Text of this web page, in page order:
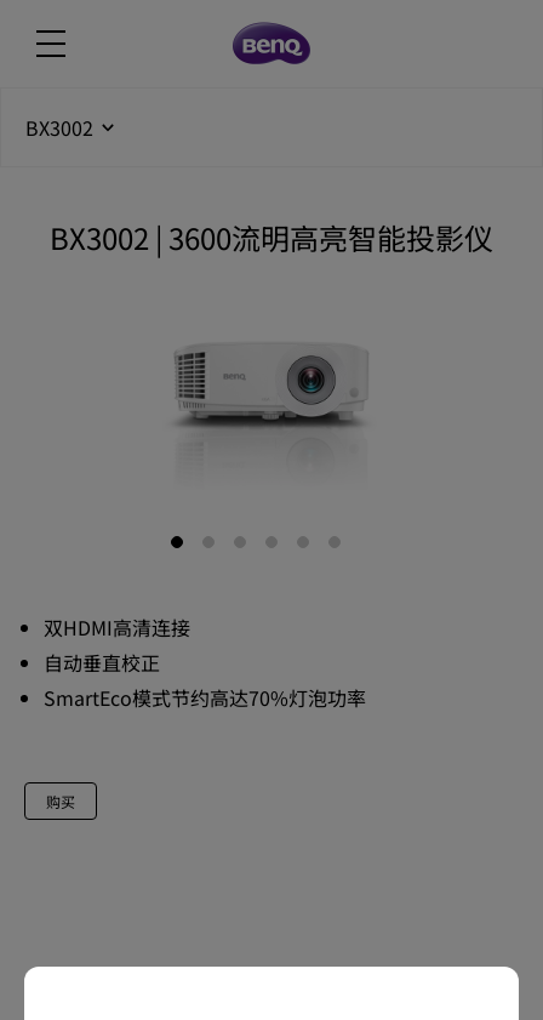
BX3002
BX3002 | 3600流明高亮智能投影仪
双HDMI高清连接
自动垂直校正
SmartEco模式节约高达70%灯泡功率
购买